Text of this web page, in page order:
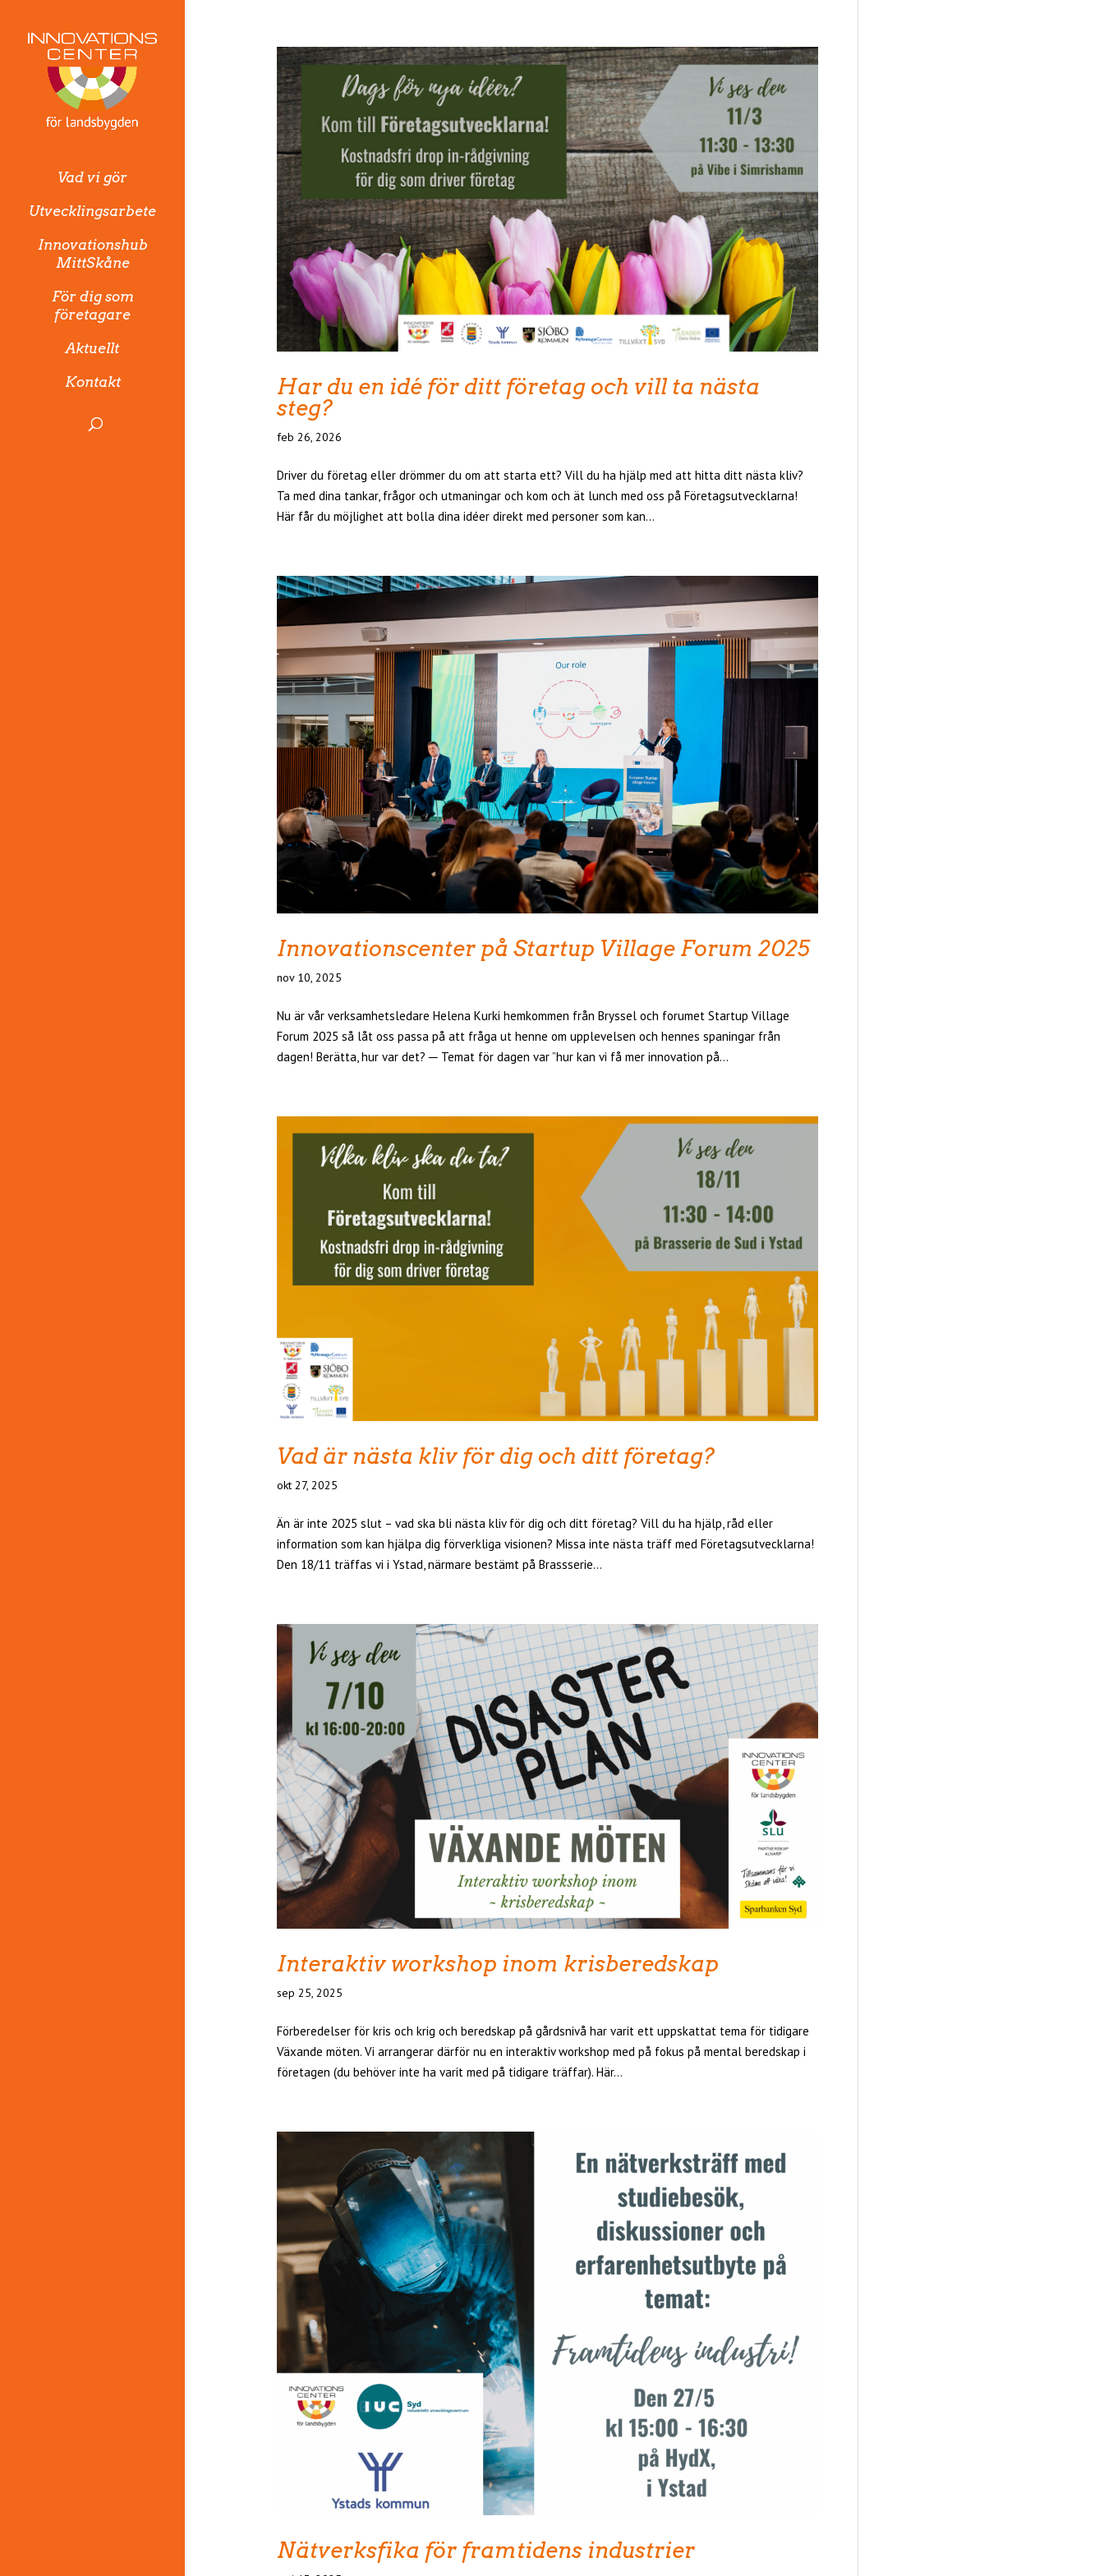
Vad vi gör
Utvecklingsarbete
Innovationshub
MittSkåne
För dig som
företagare
Aktuellt
Kontakt
Har du en idé för ditt företag och vill ta nästa
steg?
feb 26, 2026
Driver du företag eller drömmer du om att starta ett? Vill du ha hjälp med att hitta ditt nästa kliv?
Ta med dina tankar, frågor och utmaningar och kom och ät lunch med oss på Företagsutvecklarna!
Här får du möjlighet att bolla dina idéer direkt med personer som kan...
Innovationscenter på Startup Village Forum 2025
nov 10, 2025
Nu är vår verksamhetsledare Helena Kurki hemkommen från Bryssel och forumet Startup Village
Forum 2025 så låt oss passa på att fråga ut henne om upplevelsen och hennes spaningar från
dagen! Berätta, hur var det? ─ ­Temat för dagen var ”hur kan vi få mer innovation på...
Vad är nästa kliv för dig och ditt företag?
okt 27, 2025
Än är inte 2025 slut – vad ska bli nästa kliv för dig och ditt företag? Vill du ha hjälp, råd eller
information som kan hjälpa dig förverkliga visionen? Missa inte nästa träff med Företagsutvecklarna!
Den 18/11 träffas vi i Ystad, närmare bestämt på Brassserie...
Interaktiv workshop inom krisberedskap
sep 25, 2025
Förberedelser för kris och krig och beredskap på gårdsnivå har varit ett uppskattat tema för tidigare
Växande möten. Vi arrangerar därför nu en interaktiv workshop med på fokus på mental beredskap i
företagen (du behöver inte ha varit med på tidigare träffar). Här...
Nätverksfika för framtidens industrier